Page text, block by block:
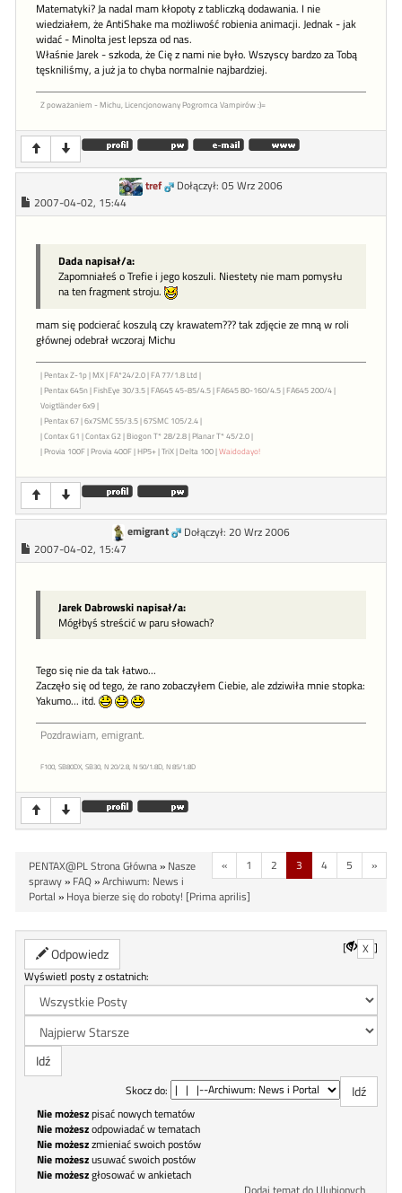
Matematyki? Ja nadal mam kłopoty z tabliczką dodawania. I nie
wiedziałem, że AntiShake ma możliwość robienia animacji. Jednak - jak
widać - Minolta jest lepsza od nas.
Właśnie Jarek - szkoda, że Cię z nami nie było. Wszyscy bardzo za Tobą
tęskniliśmy, a już ja to chyba normalnie najbardziej.
Z poważaniem - Michu, Licencjonowany Pogromca Vampirów :)=
tref
Dołączył: 05 Wrz 2006
2007-04-02, 15:44
Dada napisał/a:
Zapomniałeś o Trefie i jego koszuli. Niestety nie mam pomysłu
na ten fragment stroju.
mam się podcierać koszulą czy krawatem??? tak zdjęcie ze mną w roli
głównej odebrał wczoraj Michu
| Pentax Z-1p | MX | FA*24/2.0 | FA 77/1.8 Ltd |
| Pentax 645n | FishEye 30/3.5 | FA645 45-85/4.5 | FA645 80-160/4.5 | FA645 200/4 |
Voigtländer 6x9 |
| Pentax 67 | 6x7SMC 55/3.5 | 67SMC 105/2.4 |
| Contax G1 | Contax G2 | Biogon T* 28/2.8 | Planar T* 45/2.0 |
| Provia 100F | Provia 400F | HP5+ | TriX | Delta 100 |Waidodayo!
emigrant
Dołączył: 20 Wrz 2006
2007-04-02, 15:47
Jarek Dabrowski napisał/a:
Mógłbyś streścić w paru słowach?
Tego się nie da tak łatwo...
Zaczęło się od tego, że rano zobaczyłem Ciebie, ale zdziwiła mnie stopka:
Yakumo... itd.
Pozdrawiam, emigrant.
F100, SB80DX, SB30, N 20/2.8, N 50/1.8D, N 85/1.8D
« 1 2 3 4 5 »
PENTAX@PL Strona Główna» Nasze
sprawy» FAQ»Archiwum: News i
Portal » Hoya bierze się do roboty! [Prima aprilis]
Odpowiedz [ X ]
Wyświetl posty z ostatnich:
Skocz do:
Nie możeszpisać nowych tematów
Nie możeszodpowiadać w tematach
Nie możeszzmieniać swoich postów
Nie możeszusuwać swoich postów
Nie możeszgłosować w ankietach